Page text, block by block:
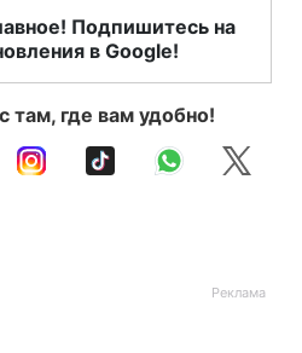
Подпишитесь на
в Google!
там, где вам удобно!